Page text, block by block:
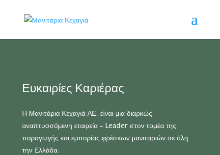
Ευκαιρίες Καριέρας
Η Μανιτάρια Κεχαγιά ΑΕ, είναι μια διαρκώς
αναπτυσσόμενη εταιρεία – Leader στον τομέα της
παραγωγής και εμπορίας φρέσκων μανιταριών σε όλη
την Ελλάδα.